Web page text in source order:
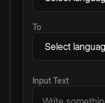
To
Input Text